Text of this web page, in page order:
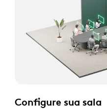
Configure sua sala